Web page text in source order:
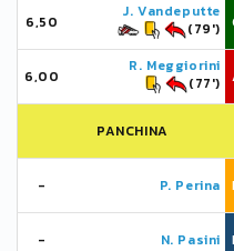
6,50
J. Vandeputte
(79')
6,00
R. Meggiorini
(77')
PANCHINA
- P. Perina
- N. Pasini